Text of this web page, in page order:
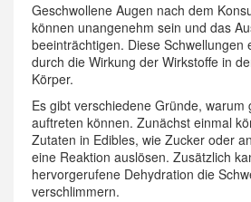
Geschwollene Augen nach dem
können unangenehm sein und das
beeinträchtigen. Diese Schwellungen
durch die Wirkung der Wirkstoffe in
Körper.
Es gibt verschiedene Gründe, warum
auftreten können. Zunächst einmal
Zutaten in Edibles, wie Zucker oder
eine Reaktion auslösen. Zusätzlich
hervorgerufene Dehydration die
verschlimmern.